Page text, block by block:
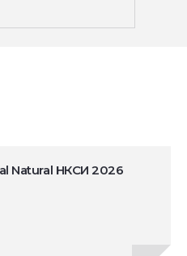
Natural НКСИ 2026